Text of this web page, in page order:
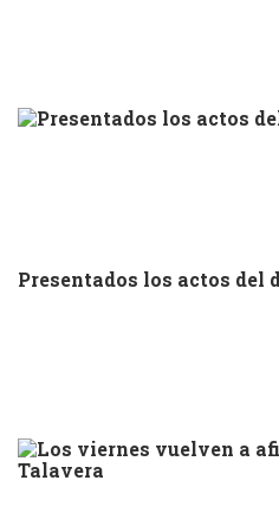
Presentados los actos del